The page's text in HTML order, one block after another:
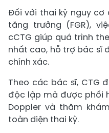
Đối với thai kỳ nguy
tăng trưởng (FGR),
cCTG giúp quá trình
nhất cao, hỗ trợ bác sĩ
chính xác.
Theo các bác sĩ, CTG
độc lập mà được phối
Doppler và thăm
toàn diện thai kỳ.